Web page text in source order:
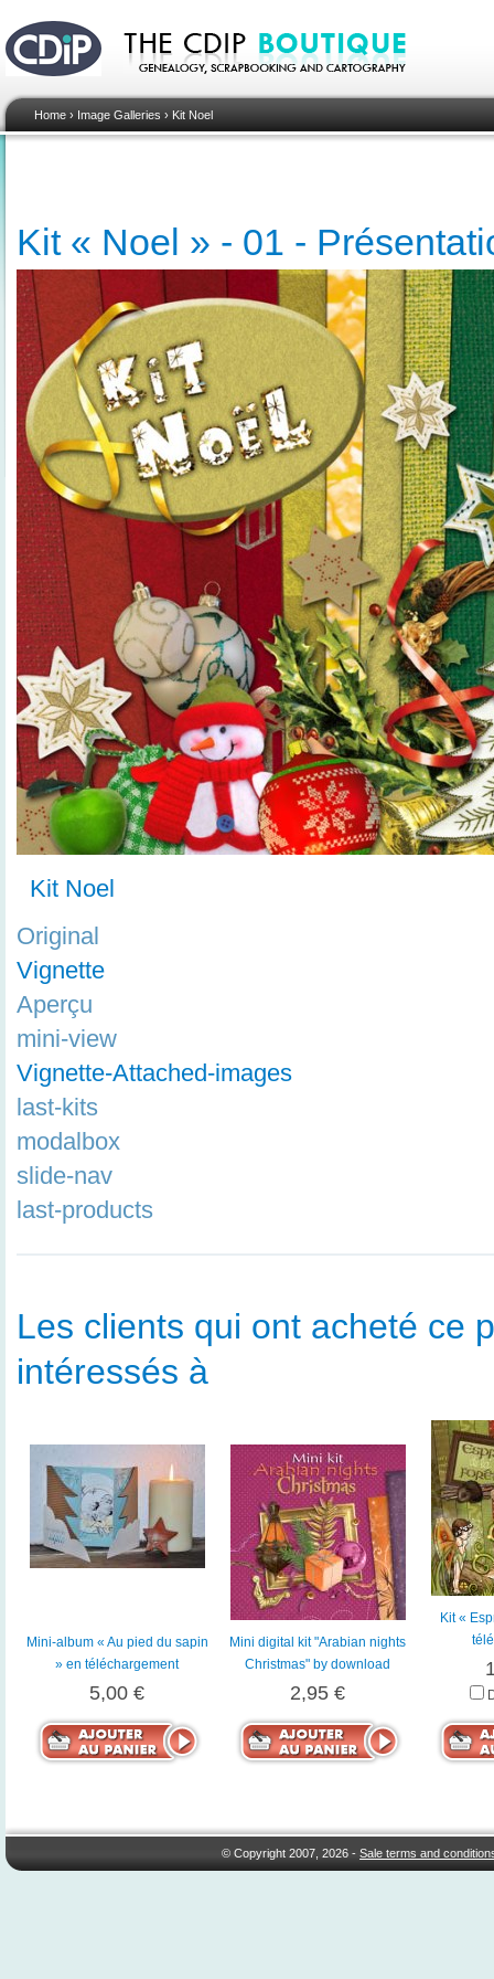
Home › Image Galleries › Kit Noel
Kit « Noel » - 01 -
Kit Noel
Original
Vignette
Aperçu
mini-view
Vignette-Attached-images
last-kits
modalbox
slide-nav
last-products
Les clients qui ont acheté ce
intéressés à
Mini-album « Au pied du sapin
» en téléchargement
5,00 €
Mini digital kit "Arabian nights
Christmas" by download
2,95 €
Kit «
© Copyright 2007, 2026 -Sale terms and